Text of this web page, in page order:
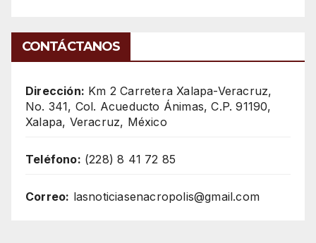
CONTÁCTANOS
Dirección: Km 2 Carretera Xalapa-Veracruz,
No. 341, Col. Acueducto Ánimas, C.P. 91190,
Xalapa, Veracruz, México
Teléfono: (228) 8 41 72 85
Correo: lasnoticiasenacropolis@gmail.com